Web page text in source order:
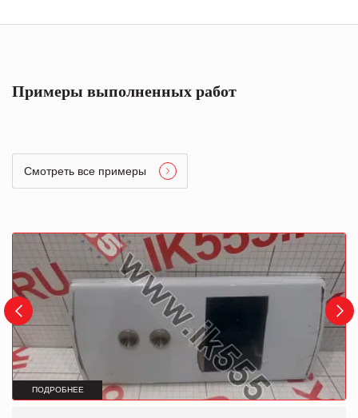
Примеры выполненных работ
Смотреть все примеры
ПОДРОБНЕЕ